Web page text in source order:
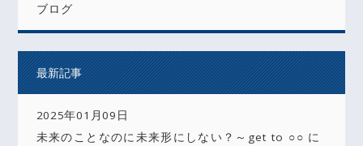
ブログ
最新記事
2025年01月09日
未来のことなのに未来形にしない？～get to ○○ に